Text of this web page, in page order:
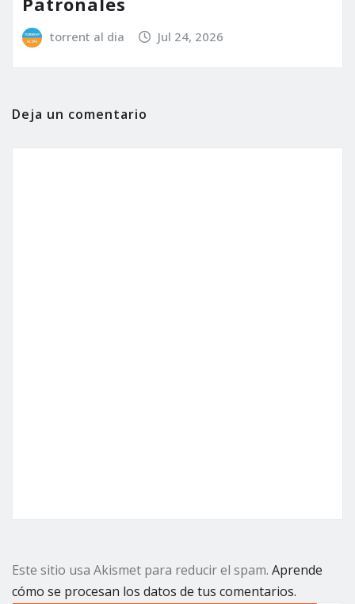
torrent al dia Jul 24, 2026
Deja un comentario
Este sitio usa Akismet para reducir el spam. Aprende
cómo se procesan los datos de tus comentarios.